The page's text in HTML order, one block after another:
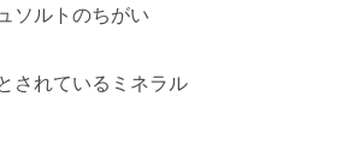
ソルトのちがい
されているミネラル